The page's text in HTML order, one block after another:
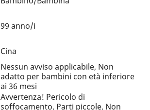
99 anno/i
Cina
Nessun avviso applicabile, Non
adatto per bambini con età inferiore
ai 36 mesi
Avvertenza! Pericolo di
soffocamento. Parti piccole. Non